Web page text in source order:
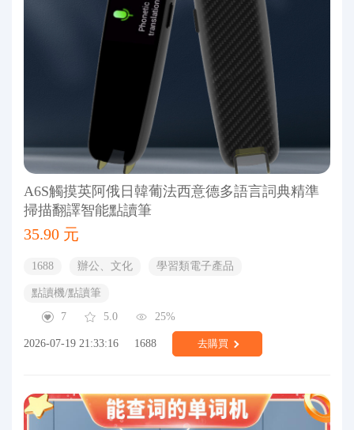
A6S觸摸英阿俄日韓葡法西意德多語言詞典精準
掃描翻譯智能點讀筆
35.90 元
1688 辦公、文化 學習類電子產品
點讀機/點讀筆
7
5.0 25%
2026-07-19 21:33:16 1688 去購買